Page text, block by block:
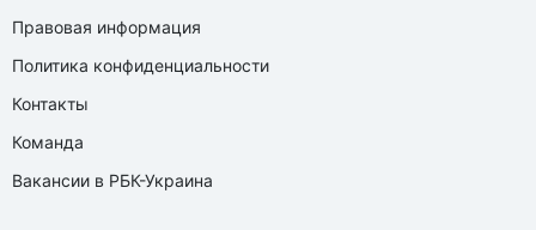
Правовая информация
Политика конфиденциальности
Контакты
Команда
Вакансии в РБК-Украина